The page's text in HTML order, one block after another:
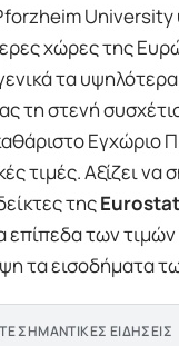
University
χώρες της
τα
τη στενή
Εγχώριο
τιμές. Αξίζει να
τηςEurostat
επίπεδα των τιμών
τα εισοδήματα
ΣΗΜΑΝΤΙΚΕΣ ΕΙΔΗΣΕΙΣ